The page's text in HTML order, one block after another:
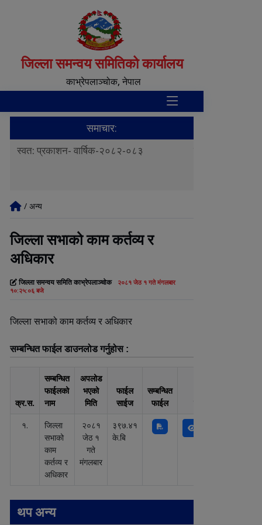
जिल्ला समन्वय समितिको कार्यालय
काभ्रेपलाञ्‍चोक, नेपाल
समाचार:
स्वत: प्रकाशन- वार्षिक-२०८२-०८३
/ अन्य
जिल्ला सभाको काम कर्तव्य र
अधिकार
जिल्ला समन्वय समिति काभ्रेपलाञ्चोक
२०८१ जेठ १ गते मंगलबार
१०:२५:०६ बजे
जिल्ला सभाको काम कर्तव्य र अधिकार
सम्बन्धित फाईल डाउनलोड गर्नुहोस :
क्र.स.
सम्बन्धित
फाईलको
नाम
अपलोड
भएको
मिति
फाईल
साईज
सम्बन्धित
फाईल
१.
जिल्ला
सभाको
काम
कर्तव्य र
अधिकार
२०८१
जेठ १
गते
मंगलबार
३९७.४१
के.बि
थप अन्य